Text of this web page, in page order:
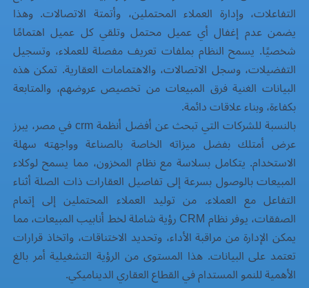
التفاعلات، وإدارة العملاء المحتملين، وأتمتة الاتصالات. وهذا
يضمن عدم إغفال أي عميل محتمل وتلقي كل عميل اهتمامًا
شخصيًا. يسمح النظام بملفات تعريف مفصلة للعملاء، وتسجيل
التفضيلات، وسجل الاتصالات، والاهتمامات العقارية. تمكن هذه
البيانات الغنية فرق المبيعات من تخصيص عروضهم، والمتابعة
بكفاءة، وبناء علاقات دائمة.
بالنسبة للشركات التي تبحث عنأفضل أنظمة crm في مصر ، يبرز
عرض أمتلك بفضل ميزاته الخاصة بالصناعة وواجهته سهلة
الاستخدام. يتكامل بسلاسة مع نظام المخزون، مما يسمح لوكلاء
المبيعات بالوصول بسرعة إلى تفاصيل العقارات ذات الصلة أثناء
التفاعل مع العملاء. من توليد العملاء المحتملين إلى إتمام
الصفقات، يوفر نظام CRM رؤية شاملة لخط أنابيب المبيعات، مما
يمكن الإدارة من مراقبة الأداء، وتحديد الاختناقات، واتخاذ قرارات
تعتمد على البيانات. هذا المستوى من الرؤية التشغيلية أمر بالغ
الأهمية للنمو المستدام في القطاع العقاري الديناميكي.